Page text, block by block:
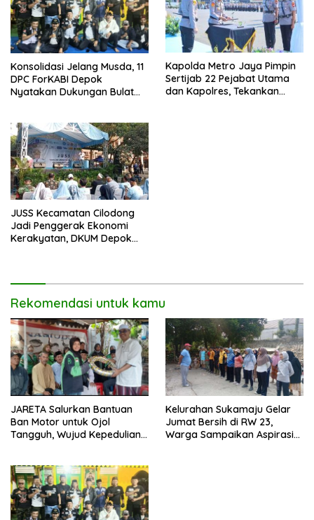
Konsolidasi Jelang Musda, 11
DPC ForKABI Depok
Nyatakan Dukungan Bulat
Kapolda Metro Jaya Pimpin
Sertijab 22 Pejabat Utama
dan Kapolres, Tekankan
JUSS Kecamatan Cilodong
Jadi Penggerak Ekonomi
Kerakyatan, DKUM Depok
Rekomendasi untuk kamu
JARETA Salurkan Bantuan
Ban Motor untuk Ojol
Tangguh, Wujud Kepedulian
Kelurahan Sukamaju Gelar
Jumat Bersih di RW 23,
Warga Sampaikan Aspirasi